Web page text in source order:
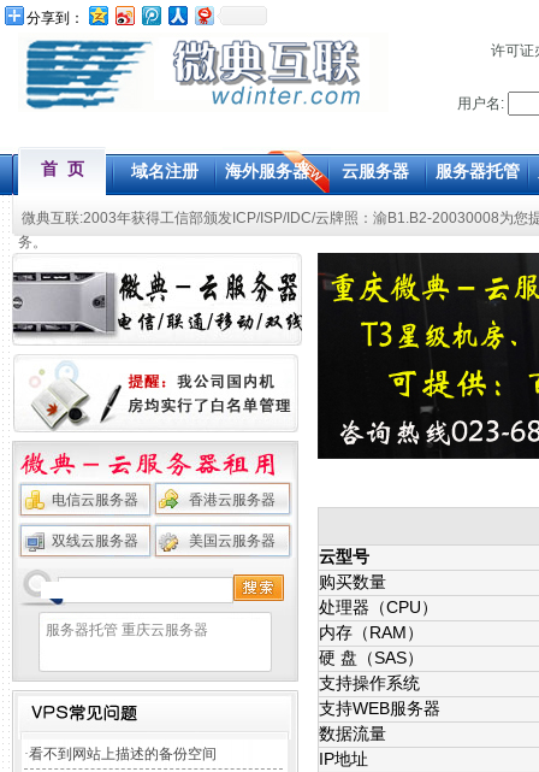
分享到：
许可证
用户名:
首 页 域名注册 海外服务器 云服务器 服务器托管
微典互联:2003年获得工信部颁发ICP/ISP/IDC/云牌照：渝B1.B2-20030008为您
务。
电信云服务器 香港云服务器
双线云服务器 美国云服务器
服务器托管 重庆云服务器
·看不到网站上描述的备份空间
云型号
购买数量
处理器（CPU）
内存（RAM）
硬 盘（SAS）
支持操作系统
支持WEB服务器
数据流量
IP地址